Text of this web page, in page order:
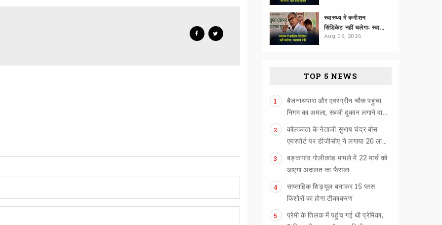
स्वास्थ्य में कमीशन
सिंडिकेट नहीं चलेगाः स्वास्थ्य मंत्री
Aug 06, 2026
TOP 5 NEWS
1
बैजनाथपारा और एवरग्रीन चौक पहुंचा
2
कोलकाता के नेताजी सुभाष चंद्र बोस
3
बड़कागांव गोलीकांड मामले में 22 मार्च को
आएगा अदालत का फैसला
4
साप्ताहिक शिड्यूल बनाकर 15 प्लस
किशोरों का होगा टीकाकरण
5
प्रेमी के तिलक में पहुंच गई थी प्रेमिका,